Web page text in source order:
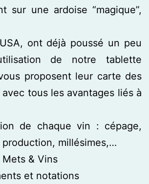
sur une ardoise “magique”,
ont déjà poussé un peu
de notre tablette
proposent leur carte des
tous les avantages liés à
de chaque vin : cépage,
production, millésimes,…
& Vins
et notations